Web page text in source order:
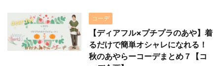
コーデ
【ディアフル×プチプラのあや】着
るだけで簡単オシャレになれる！
秋のあやらーコーデまとめ７【コ